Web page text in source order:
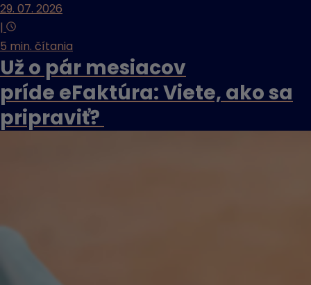
29. 07. 2026
|
5 min. čítania
Už o pár mesiacov
príde eFaktúra: Viete, ako sa
pripraviť?